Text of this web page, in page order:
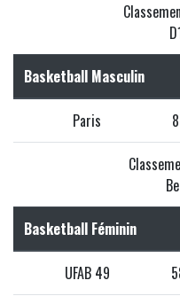
Basketball Masculin
Paris
Basketball Féminin
UFAB 49